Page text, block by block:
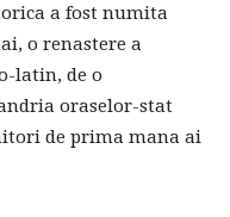
a fost numita
o renastere a
latin, de o
oraselor-stat
de prima mana ai